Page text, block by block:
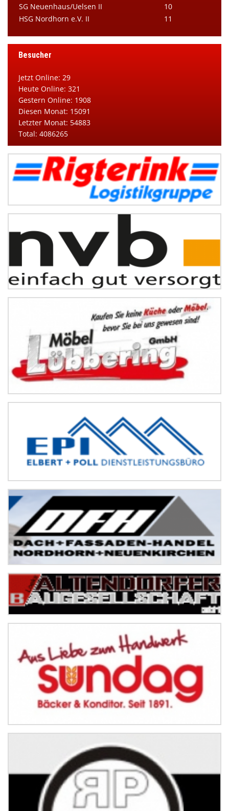
SG Neuenhaus/Uelsen II
10
HSG Nordhorn e.V. II
11
Besucher
Jetzt Online: 29
Heute Online: 321
Gestern Online: 1908
Diesen Monat: 15091
Letzter Monat: 54883
Total: 4086265